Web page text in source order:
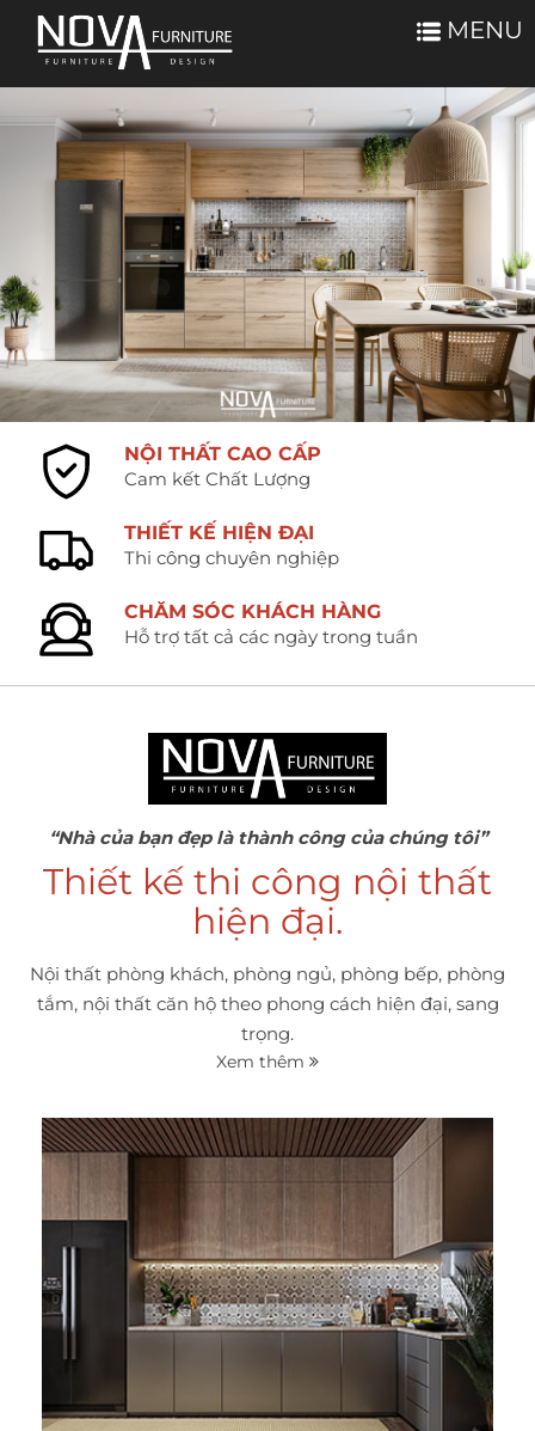
MENU
NỘI THẤT CAO CẤP
Cam kết Chất Lượng
THIẾT KẾ HIỆN ĐẠI
Thi công chuyên nghiệp
CHĂM SÓC KHÁCH HÀNG
Hỗ trợ tất cả các ngày trong tuần
“Nhà của bạn đẹp là thành công của chúng tôi”
Thiết kế thi công nội thất
hiện đại.
Nội thất phòng khách, phòng ngủ, phòng bếp, phòng
tắm, nội thất căn hộ theo phong cách hiện đại, sang
trọng.
Xem thêm